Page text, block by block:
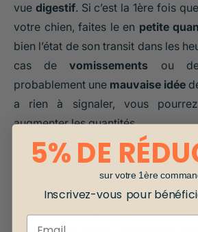
vue digestif. Si c’est la 1ère fois
votre chien, faites le en petite
bien l’état de son transit dans les
cas devomissements ou
probablement une mauvaise idée
a rien à signaler, vous pourrez
augmenter les quantités.
quantité par votre chien peut
5% DE
sur votre 1ère
Inscrivez-vous pour